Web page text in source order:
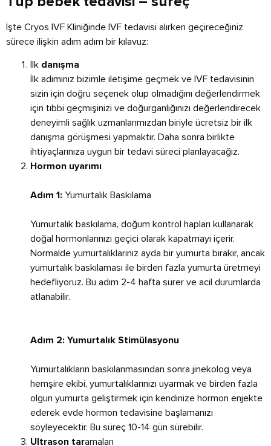
İşte Cryos IVF Kliniğinde IVF tedavisi alırken geçireceğiniz
sürece ilişkin adım adım bir kılavuz:
İlk danışma
İlk adımınız bizimle iletişime geçmek ve IVF tedavisinin
sizin için doğru seçenek olup olmadığını değerlendirmek
için tıbbi geçmişinizi ve doğurganlığınızı değerlendirecek
deneyimli sağlık uzmanlarımızdan biriyle ücretsiz bir ilk
danışma görüşmesi yapmaktır. Daha sonra birlikte
ihtiyaçlarınıza uygun bir tedavi süreci planlayacağız.
Hormon uyarımı
Adım 1: Yumurtalık Baskılama
Yumurtalık baskılama, doğum kontrol hapları kullanarak
doğal hormonlarınızı geçici olarak kapatmayı içerir.
Normalde yumurtalıklarınız ayda bir yumurta bırakır, ancak
yumurtalık baskılaması ile birden fazla yumurta üretmeyi
hedefliyoruz. Bu adım 2-4 hafta sürer ve acil durumlarda
atlanabilir.
Adım 2: Yumurtalık Stimülasyonu
Yumurtalıkların baskılanmasından sonra jinekolog veya
hemşire ekibi, yumurtalıklarınızı uyarmak ve birden fazla
olgun yumurta geliştirmek için kendinize hormon enjekte
ederek evde hormon tedavisine başlamanızı
söyleyecektir. Bu süreç 10-14 gün sürebilir.
Ultrason taramaları